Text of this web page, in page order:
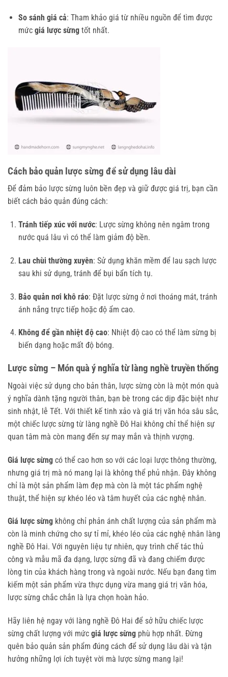
So sánh giá cả: Tham khảo giá từ nhiều nguồn để tìm được
mức giá lược sừngtốt nhất.
Cách bảo quản lược sừng để sử dụng lâu dài
Để đảm bảo lược sừng luôn bền đẹp và giữ được giá trị, bạn cần
biết cách bảo quản đúng cách:
Tránh tiếp xúc với nước: Lược sừng không nên ngâm trong
nước quá lâu vì có thể làm giảm độ bền.
Lau chùi thường xuyên: Sử dụng khăn mềm để lau sạch lược
sau khi sử dụng, tránh để bụi bẩn tích tụ.
Bảo quản nơi khô ráo: Đặt lược sừng ở nơi thoáng mát, tránh
ánh nắng trực tiếp hoặc độ ẩm cao.
Không để gần nhiệt độ cao: Nhiệt độ cao có thể làm sừng bị
biến dạng hoặc mất độ bóng.
Lược sừng – Món quà ý nghĩa từ làng nghề truyền thống
Ngoài việc sử dụng cho bản thân, lược sừng còn là một món quà
ý nghĩa dành tặng người thân, bạn bè trong các dịp đặc biệt như
sinh nhật, lễ Tết. Với thiết kế tinh xảo và giá trị văn hóa sâu sắc,
một chiếc lược sừng từ làng nghề Đô Hai không chỉ thể hiện sự
quan tâm mà còn mang đến sự may mắn và thịnh vượng.
Giá lược sừng có thể cao hơn so với các loại lược thông thường,
nhưng giá trị mà nó mang lại là không thể phủ nhận. Đây không
chỉ là một sản phẩm làm đẹp mà còn là một tác phẩm nghệ
thuật, thể hiện sự khéo léo và tâm huyết của các nghệ nhân.
Giá lược sừng không chỉ phản ánh chất lượng của sản phẩm mà
còn là minh chứng cho sự tỉ mỉ, khéo léo của các nghệ nhân làng
nghề Đô Hai. Với nguyên liệu tự nhiên, quy trình chế tác thủ
công và mẫu mã đa dạng, lược sừng đã và đang chiếm được
lòng tin của khách hàng trong và ngoài nước. Nếu bạn đang tìm
kiếm một sản phẩm vừa thực dụng vừa mang giá trị văn hóa,
lược sừng chắc chắn là lựa chọn hoàn hảo.
Hãy liên hệ ngay với làng nghề Đô Hai để sở hữu chiếc lược
sừng chất lượng với mức giá lược sừng phù hợp nhất. Đừng
quên bảo quản sản phẩm đúng cách để sử dụng lâu dài và tận
hưởng những lợi ích tuyệt vời mà lược sừng mang lại!